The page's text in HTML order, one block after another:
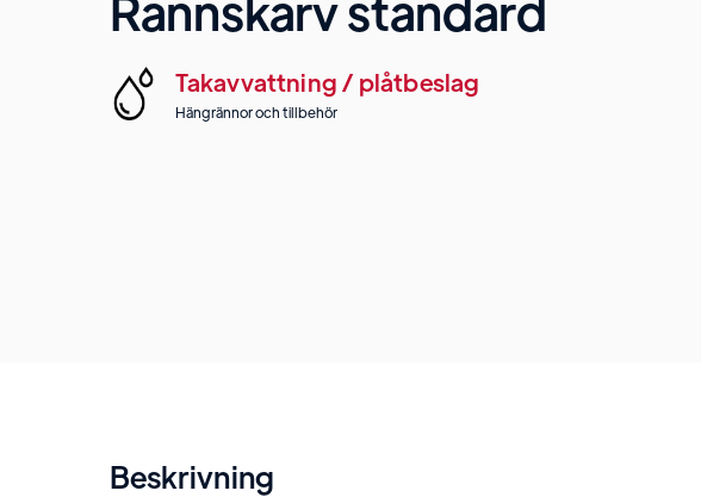
Takavvattning / plåtbeslag
Hängrännor och tillbehör
Beskrivning